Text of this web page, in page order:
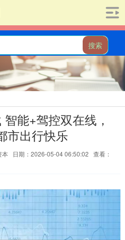
搜索
能+驾控双在线，
市出行快乐
本 日期：2026-05-04 06:50:02 查看：